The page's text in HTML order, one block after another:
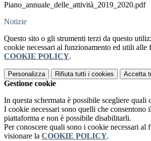
Piano_annuale_delle_attività_2019_2020.pdf
Notizie
Questo sito o gli strumenti terzi da questo
cookie necessari al funzionamento ed utili alle
COOKIE POLICY.
Personalizza Rifiuta tutti i cookies Accetta
Gestione cookie
In questa schermata è possibile scegliere quali
I cookie necessari sono quelli che consentono
piattaforma e non è possibile disabilitarli.
Per conoscere quali sono i cookie necessari al
visionare la COOKIE POLICY.